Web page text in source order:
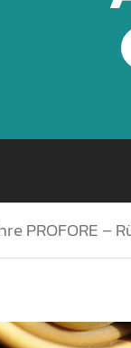
PROFORE –